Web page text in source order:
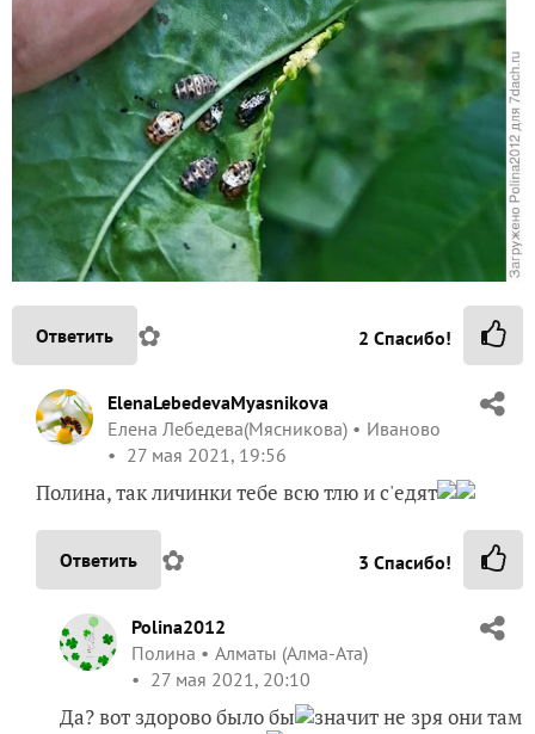
Ответить ✿ 2 Спасибо!
ElenaLebedevaMyasnikova
Елена Лебедева(Мясникова)
Иваново
27 мая 2021, 19:56
Полина, так личинки тебе всю тлю и с'едят
Ответить ✿ 3 Спасибо!
Polina2012
Полина
Алматы (Алма-Ата)
27 мая 2021, 20:10
Да? вот здорово было бы
значит не зря они там